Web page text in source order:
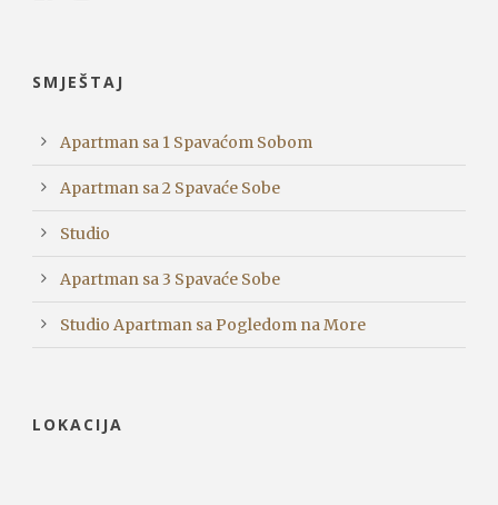
SMJEŠTAJ
Apartman sa 1 Spavaćom Sobom
Apartman sa 2 Spavaće Sobe
Studio
Apartman sa 3 Spavaće Sobe
Studio Apartman sa Pogledom na More
LOKACIJA